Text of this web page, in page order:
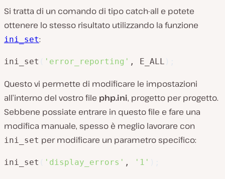
Si tratta di un comando di tipo catch-all e potete
ottenere lo stesso risultato utilizzando la funzione
ini_set:
ini_set 'error_reporting' , E_ALL
Questo vi permette di modificare le impostazioni
all’interno del vostro file php.ini, progetto per progetto.
Sebbene possiate entrare in questo file e fare una
modifica manuale, spesso è meglio lavorare con
ini_set per modificare un parametro specifico:
ini_set 'display_errors' , '1'